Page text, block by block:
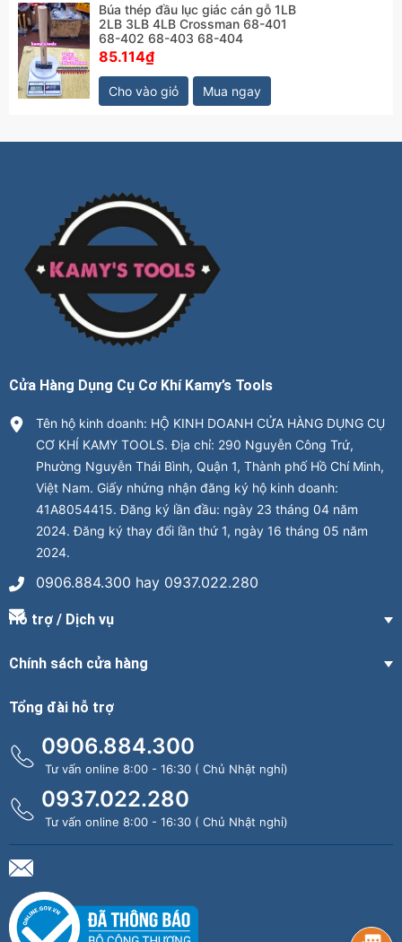
Búa thép đầu lục giác cán gỗ 1LB
2LB 3LB 4LB Crossman 68-401
68-402 68-403 68-404
85.114₫
Cho vào giỏ Mua ngay
Cửa Hàng Dụng Cụ Cơ Khí Kamy’s Tools
Tên hộ kinh doanh: HỘ KINH DOANH CỬA HÀNG DỤNG CỤ
CƠ KHÍ KAMY TOOLS. Địa chỉ: 290 Nguyễn Công Trứ,
Phường Nguyễn Thái Bình, Quận 1, Thành phố Hồ Chí Minh,
Việt Nam. Giấy nhứng nhận đăng ký hộ kinh doanh:
41A8054415. Đăng ký lần đầu: ngày 23 tháng 04 năm
2024. Đăng ký thay đổi lần thứ 1, ngày 16 tháng 05 năm
2024.
0906.884.300 hay 0937.022.280
Hỗ trợ / Dịch vụ
Chính sách cửa hàng
Tổng đài hỗ trợ
0906.884.300
Tư vấn online 8:00 - 16:30 ( Chủ Nhật nghỉ)
0937.022.280
Tư vấn online 8:00 - 16:30 ( Chủ Nhật nghỉ)